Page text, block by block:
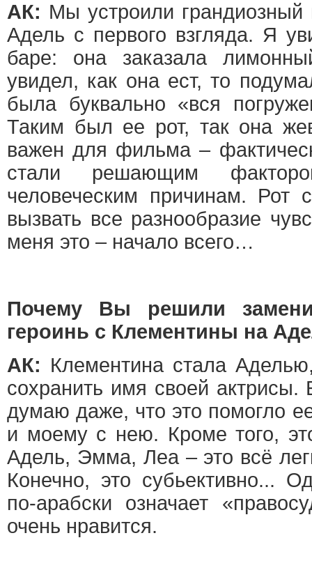
АК: Мы устроили грандиозный
Адель с первого взгляда. Я
баре: она заказала
увидел, как она ест, то
была буквально «вся
Таким был ее рот, так она
важен для фильма –
стали решающим
человеческим причинам. Рот
вызвать все разнообразие
меня это – начало всего…
Почему Вы решили
героинь с Клементины на
АК: Клементина стала
сохранить имя своей
думаю даже, что это помогло
и моему с нею. Кроме того,
Адель, Эмма, Леа – это всё
Конечно, это субьективно...
по-арабски означает
очень нравится.